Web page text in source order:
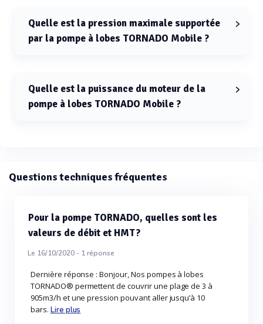
Quelle est la pression maximale supportée
par la pompe à lobes TORNADO Mobile ?
Quelle est la puissance du moteur de la
pompe à lobes TORNADO Mobile ?
Questions techniques fréquentes
Pour la pompe TORNADO, quelles sont les
valeurs de débit et HMT?
Le 16/10/2020 - 1réponse
Dernière réponse : Bonjour, Nos pompes à lobes
TORNADO® permettent de couvrir une plage de 3 à
905m3/h et une pression pouvant aller jusqu’à 10
bars. Lire plus